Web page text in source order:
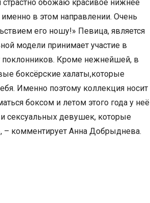
обожаю красивое нижнее
именно в этом направлении. Очень
его ношу!» Певица, является
модели принимает участие в
поклонников. Кроме нежнейшей, в
боксёрские халаты,которые
Именно поэтому коллекция носит
боксом и летом этого года у неё
сексуальных девушек, которые
– комментирует Анна Добрыднева.